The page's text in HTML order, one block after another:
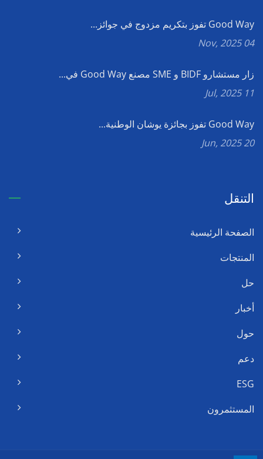
Good Way تفوز بتكريم مزدوج في جوائز...
04 Nov, 2025
زار مستشارو BIDF و SME مصنع Good Way في...
11 Jul, 2025
Good Way تفوز بجائزة يوشان الوطنية...
20 Jun, 2025
التنقل
الصفحة الرئيسية
المنتجات
حل
أخبار
حول
دعم
ESG
المستثمرون